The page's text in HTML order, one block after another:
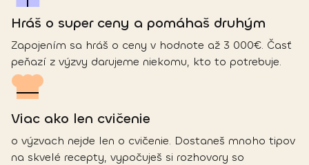
Hráš o super ceny a pomáhaš druhým
Zapojením sa hráš o ceny v hodnote až 3 000€. Časť
peňazí z výzvy darujeme niekomu, kto to potrebuje.
Viac ako len cvičenie
o výzvach nejde len o cvičenie. Dostaneš mnoho tipov
na skvelé recepty, vypočuješ si rozhovory so